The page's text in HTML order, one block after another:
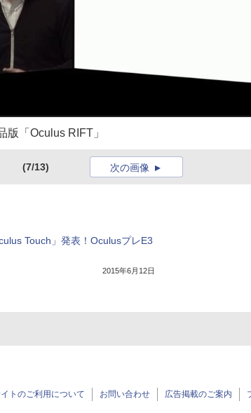
版「Oculus RIFT」
(7/13) 次の画像
Touch」発表！OculusプレE3
2015年6月12日
トのご利用について お問い合わせ 広告掲載のご案内